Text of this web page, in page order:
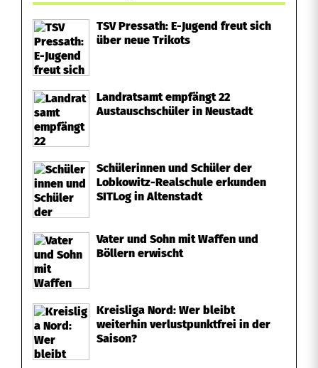
TSV Pressath: E-Jugend freut sich
über neue Trikots
Landratsamt empfängt 22
Austauschschüler in Neustadt
Schülerinnen und Schüler der
Lobkowitz-Realschule erkunden
SITLog in Altenstadt
Vater und Sohn mit Waffen und
Böllern erwischt
Kreisliga Nord: Wer bleibt
weiterhin verlustpunktfrei in der
Saison?